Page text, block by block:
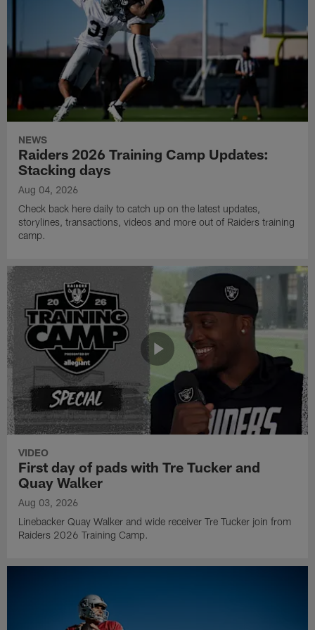
NEWS
Raiders 2026 Training Camp Updates:
Stacking days
Aug 04, 2026
Check back here daily to catch up on the latest updates,
storylines, transactions, videos and more out of Raiders training
camp.
VIDEO
First day of pads with Tre Tucker and
Quay Walker
Aug 03, 2026
Linebacker Quay Walker and wide receiver Tre Tucker join from
Raiders 2026 Training Camp.